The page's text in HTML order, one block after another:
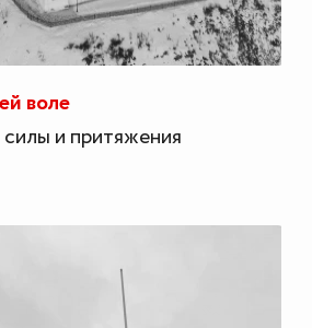
воле
и притяжения